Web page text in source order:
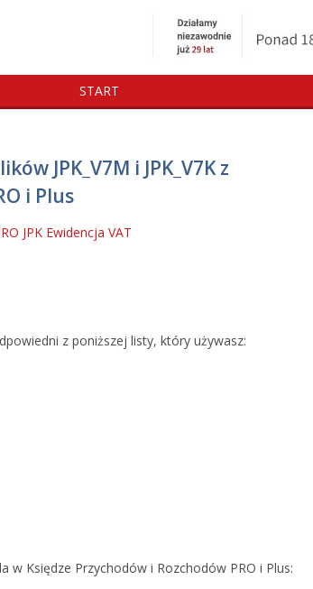
START
JPK_V7M i JPK_V7K z
i Plus
JPK Ewidencja VAT
z poniższej listy, który używasz:
w Księdze Przychodów i Rozchodów PRO i Plus: